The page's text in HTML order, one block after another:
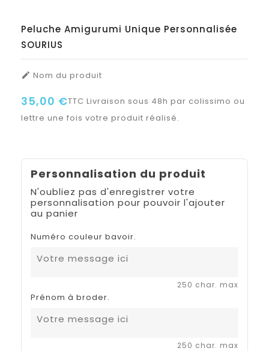
Peluche Amigurumi Unique Personnalisée
SOURIUS
 Nom du produit
35,00 €TTC Livraison sous 48h par colissimo ou
lettre une fois votre produit réalisé.
Personnalisation du produit
N'oubliez pas d'enregistrer votre
personnalisation pour pouvoir l'ajouter
au panier
Numéro couleur bavoir.
250 char. max
Prénom à broder.
250 char. max